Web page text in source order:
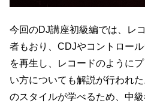
今回のDJ講座初級編では、レ
者もおり、CDJやコントロー
を再生し、レコードのように
い方についても解説が行われ
のスタイルが学べるため、中